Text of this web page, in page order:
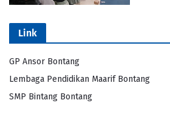
Link
GP Ansor Bontang
Lembaga Pendidikan Maarif Bontang
SMP Bintang Bontang